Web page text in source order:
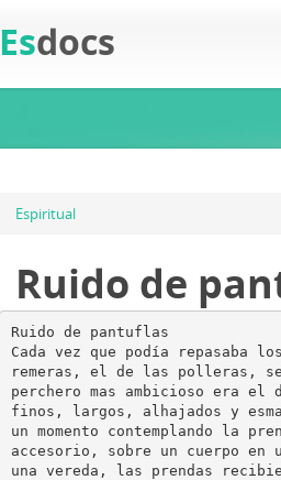
Esdocs
Espiritual
Ruido de
Ruido de pantuflas
Cada vez que podía repasaba
remeras, el de las polleras,
perchero mas ambicioso era
finos, largos, alhajados y
un momento contemplando la
accesorio, sobre un cuerpo
una vereda, las prendas